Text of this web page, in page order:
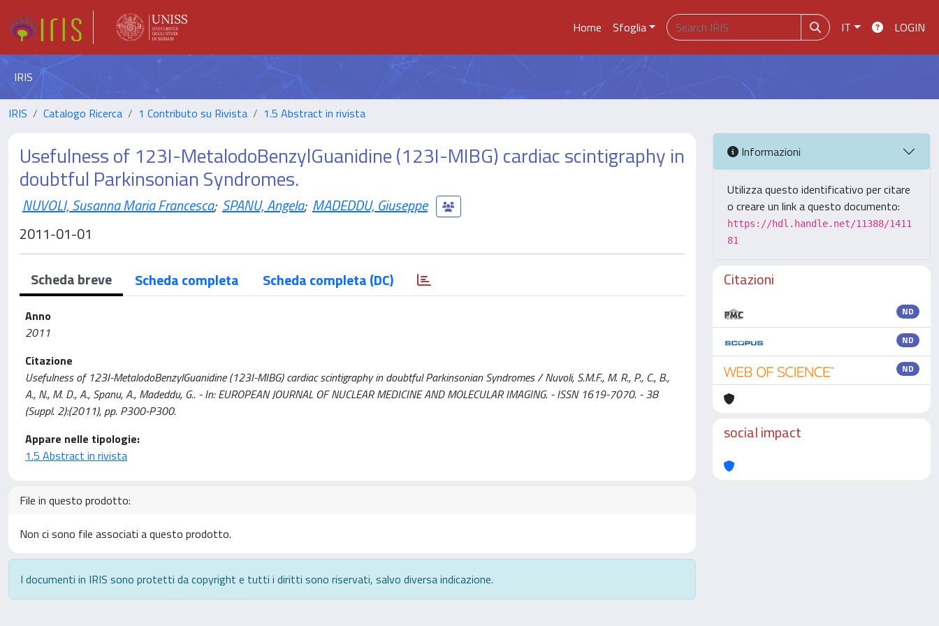
Home Sfoglia IT LOGIN
IRIS
IRIS Catalogo Ricerca 1 Contributo su Rivista 1.5 Abstract in rivista
Usefulness of 123I-MetalodoBenzylGuanidine (123I-MIBG) cardiac scintigraphy in
doubtful Parkinsonian Syndromes.
NUVOLI, Susanna Maria Francesca; SPANU, Angela; MADEDDU, Giuseppe
2011-01-01
Scheda breve Scheda completa Scheda completa (DC)
Anno
2011
Citazione
Usefulness of 123I-MetalodoBenzylGuanidine (123I-MIBG) cardiac scintigraphy in doubtful Parkinsonian Syndromes / Nuvoli, S.M.F., M. R., P., C., B.,
A., N., M. D., A., Spanu, A., Madeddu, G.. - In: EUROPEAN JOURNAL OF NUCLEAR MEDICINE AND MOLECULAR IMAGING. - ISSN 1619-7070. - 38
(Suppl. 2):(2011), pp. P300-P300.
Appare nelle tipologie:
1.5 Abstract in rivista
File in questo prodotto:
Non ci sono file associati a questo prodotto.
I documenti in IRIS sono protetti da copyright e tutti i diritti sono riservati, salvo diversa indicazione.
Informazioni
Utilizza questo identificativo per citare
o creare un link a questo documento:
https://hdl.handle.net/11388/1411
81
Citazioni
ND
ND
ND
social impact